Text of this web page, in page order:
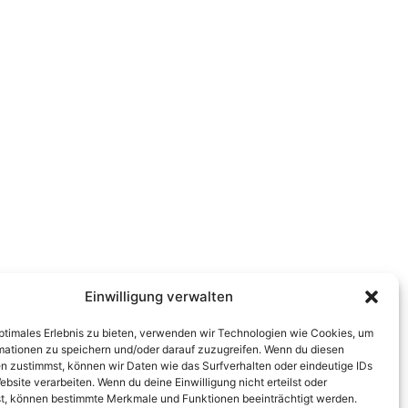
Einwilligung verwalten
Erlebnis zu bieten, verwenden wir Technologien wie Cookies, um
zu speichern und/oder darauf zuzugreifen. Wenn du diesen
zustimmst, können wir Daten wie das Surfverhalten oder eindeutige IDs
verarbeiten. Wenn du deine Einwilligung nicht erteilst oder
können bestimmte Merkmale und Funktionen beeinträchtigt werden.